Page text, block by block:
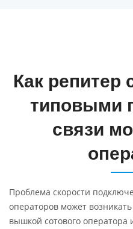
Как репитер
типовыми
связи
Проблема скорости
операторов может
вышкой сотового